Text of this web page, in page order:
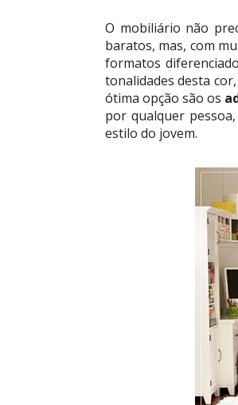
O mobiliário não
baratos, mas, com
formatos
tonalidades desta
ótima opção são os
por qualquer
estilo do jovem.